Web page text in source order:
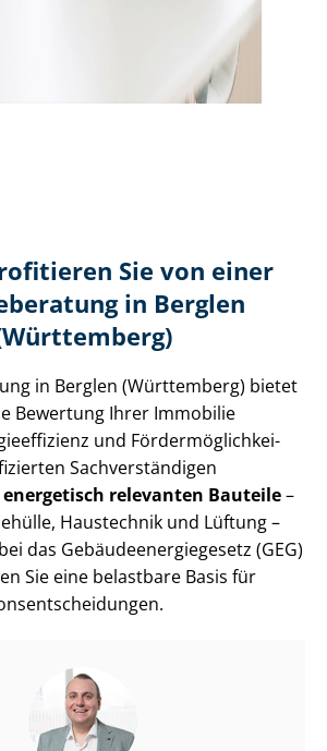
Sie von einer
in Berglen
in Berglen (Württemberg) bietet
Bewertung Ihrer Immobilie
und För­der­mög­lich­kei­
Sach­ver­stän­di­gen
relevanten Bauteile–
Haustechnik und Lüftung –
das Ge­bäu­de­en­er­gie­ge­setz (GEG)
Sie eine belastbare Basis für